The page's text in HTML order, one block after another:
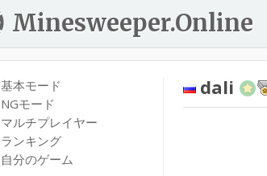
Minesweeper.Online
基本モード
NGモード
マルチプレイヤー
ランキング
自分のゲーム
dali